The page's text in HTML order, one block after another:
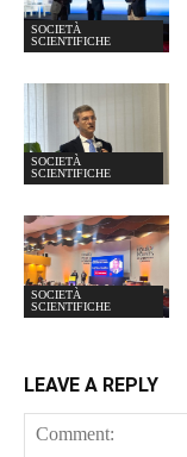
SOCIETÀ
SCIENTIFICHE
SOCIETÀ
SCIENTIFICHE
SOCIETÀ
SCIENTIFICHE
LEAVE A REPLY